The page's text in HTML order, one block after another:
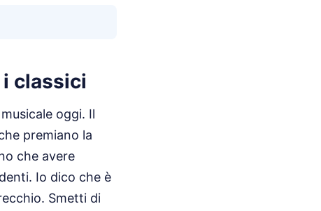
classici
oggi. Il
premiano la
che avere
Io dico che è
Smetti di